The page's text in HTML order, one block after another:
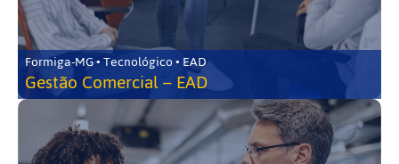
Formiga-MG • Tecnológico • EAD
Gestão Comercial – EAD